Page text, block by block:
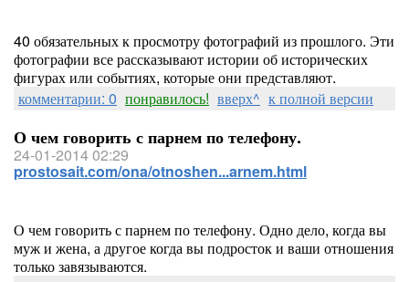
40 обязательных к просмотру фотографий из прошлого. Эти
фотографии все рассказывают истории об исторических
фигурах или событиях, которые они представляют.
комментарии: 0 понравилось! вверх^ к полной версии
О чем говорить с парнем по телефону.
24-01-2014 02:29
prostosait.com/ona/otnoshen...arnem.html
О чем говорить с парнем по телефону. Одно дело, когда вы
муж и жена, а другое когда вы подросток и ваши отношения
только завязываются.